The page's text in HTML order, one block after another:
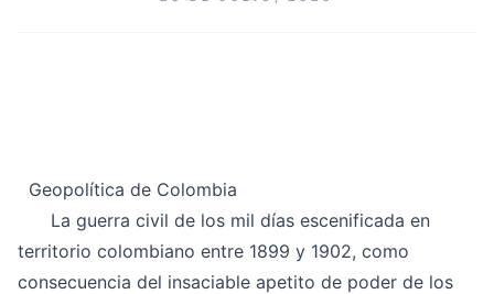
Geopolítica de Colombia
La guerra civil de los mil días escenificada en
territorio colombiano entre 1899 y 1902, como
consecuencia del insaciable apetito de poder de los